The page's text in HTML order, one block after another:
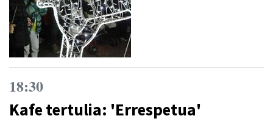
18:30
Kafe tertulia: 'Errespetua'